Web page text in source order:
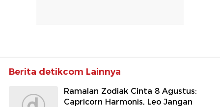
Berita detikcom Lainnya
Ramalan Zodiak Cinta 8 Agustus:
Capricorn Harmonis, Leo Jangan